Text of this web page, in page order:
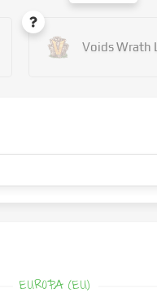
Voids Wrath
EUROPA (EU)